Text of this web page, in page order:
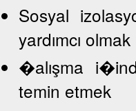
Sosyal
yardımcı olmak
�alışma
temin etmek